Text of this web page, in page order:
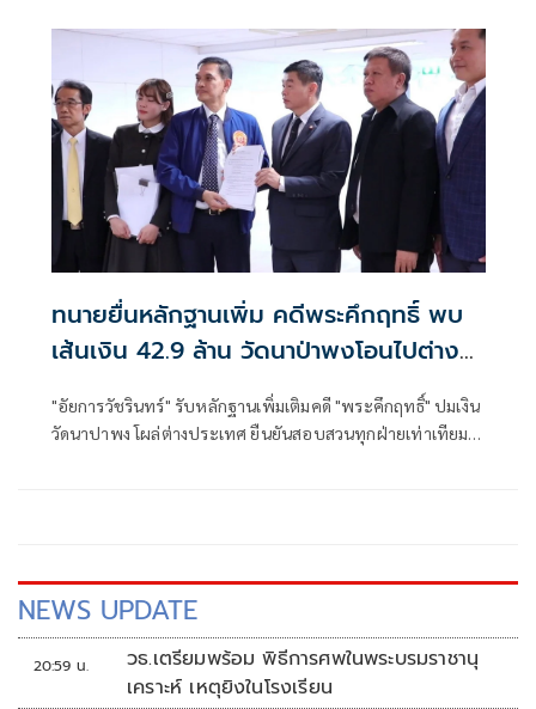
ทนายยื่นหลักฐานเพิ่ม คดีพระคึกฤทธิ์ พบ
เส้นเงิน 42.9 ล้าน วัดนาป่าพงโอนไปต่าง
"อัยการวัชรินทร์" รับหลักฐานเพิ่มเติมคดี "พระคึกฤทธิ์" ปมเงิน
วัดนาปาพง โผล่ต่างประเทศ ยืนยันสอบสวนทุกฝ่ายเท่าเทียม
NEWS UPDATE
20:59 น.
วธ.เตรียมพร้อม พิธีการศพในพระบรมราชานุ
เคราะห์ เหตุยิงในโรงเรียน